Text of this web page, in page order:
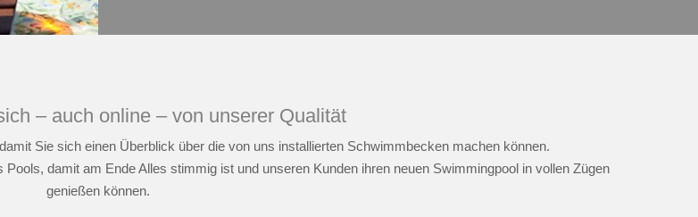
– auch online – von unserer Qualität
Sie sich einen Überblick über die von uns installierten Schwimmbecken machen können.
damit am Ende Alles stimmig ist und unseren Kunden ihren neuen Swimmingpool in vollen Zügen
genießen können.